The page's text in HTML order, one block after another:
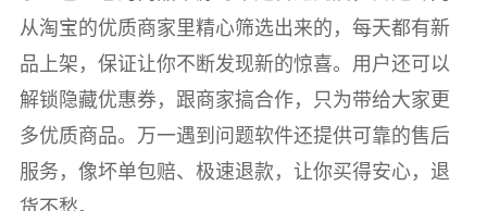
从淘宝的优质商家里精心筛选出来的，每天都有新
品上架，保证让你不断发现新的惊喜。用户还可以
解锁隐藏优惠券，跟商家搞合作，只为带给大家更
多优质商品。万一遇到问题软件还提供可靠的售后
服务，像坏单包赔、极速退款，让你买得安心，退